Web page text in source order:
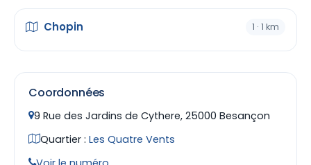
Chopin 1 · 1 km
Coordonnées
9 Rue des Jardins de Cythere, 25000 Besançon
Quartier : Les Quatre Vents